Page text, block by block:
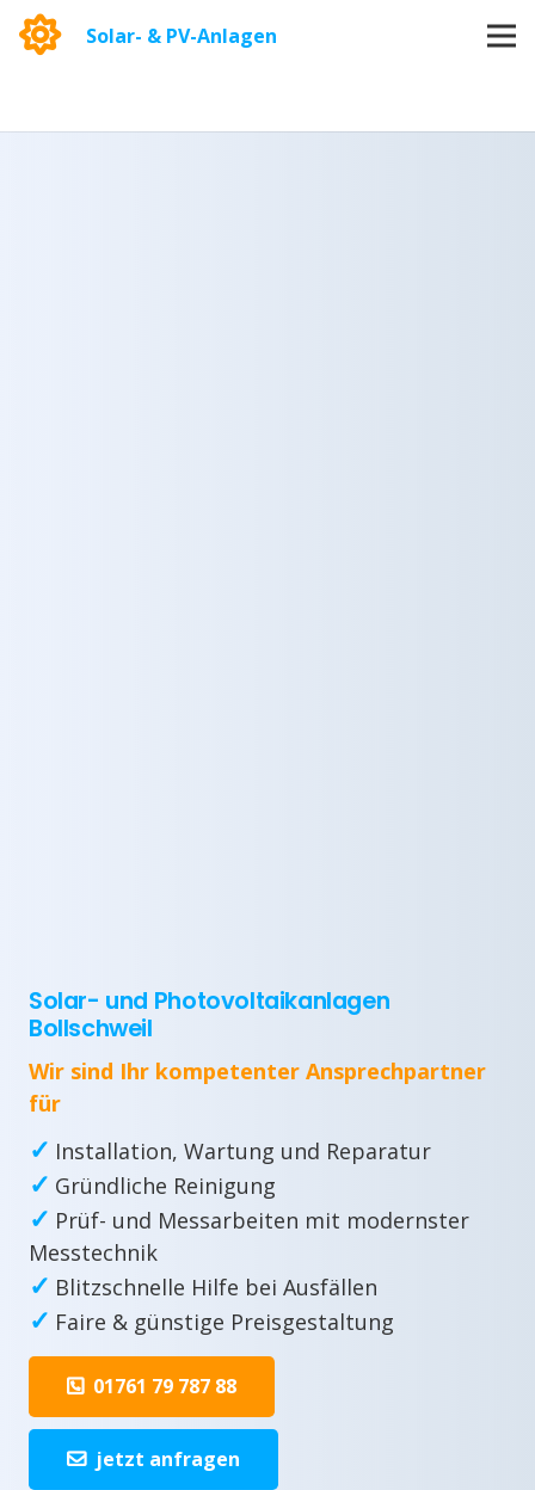
Solar- & PV-Anlagen
Solar- und Photovoltaikanlagen
Bollschweil
Wir sind Ihr kompetenter Ansprechpartner
für
✓ Installation, Wartung und Reparatur
✓ Gründliche Reinigung
✓ Prüf- und Messarbeiten mit modernster
Messtechnik
✓ Blitzschnelle Hilfe bei Ausfällen
✓ Faire & günstige Preisgestaltung
01761 79 787 88
jetzt anfragen